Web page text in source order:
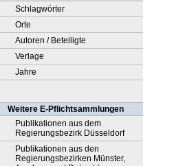
Schlagwörter
Orte
Autoren / Beteiligte
Verlage
Jahre
Weitere E-Pflichtsammlungen
Publikationen aus dem
Regierungsbezirk Düsseldorf
Publikationen aus den
Regierungsbezirken Münster,